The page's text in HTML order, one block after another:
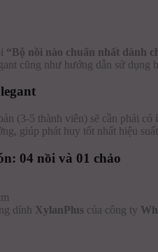
“Bộ nồi nào chuẩn nhất dành
cũng như hướng dẫn sử
(3-5 thành viên) sẽ cần phải
giúp phát huy tốt nhất hiệu
04 nồi và 01 chảo
dính XylanPlus của công ty